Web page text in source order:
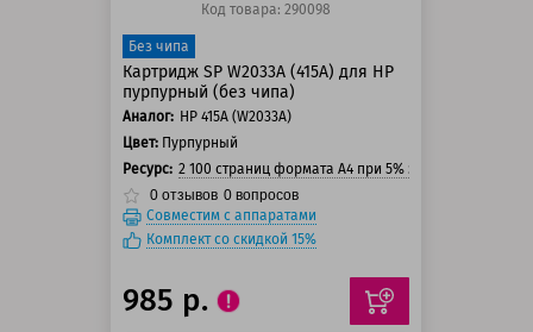
Код товара: 290098
Без чипа
Картридж SP W2033A (415A) для HP
пурпурный (без чипа)
Аналог: HP 415A (W2033A)
Цвет: Пурпурный
Ресурс: 2 100 страниц формата А4 при 5% заполнении
0 отзывов 0 вопросов
Совместим с аппаратами
Комплект со скидкой 15%
985 р.